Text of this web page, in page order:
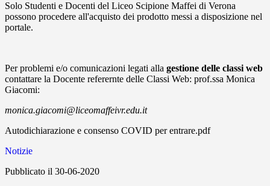
Solo Studenti e Docenti del Liceo Scipione Maffei di Verona
possono procedere all'acquisto dei prodotto messi a disposizione nel
portale.
Per problemi e/o comunicazioni legati alla gestione delle classi web
contattare la Docente referernte delle Classi Web: prof.ssa Monica
Giacomi:
monica.giacomi@liceomaffeivr.edu.it
Autodichiarazione e consenso COVID per entrare.pdf
Notizie
Pubblicato il 30-06-2020